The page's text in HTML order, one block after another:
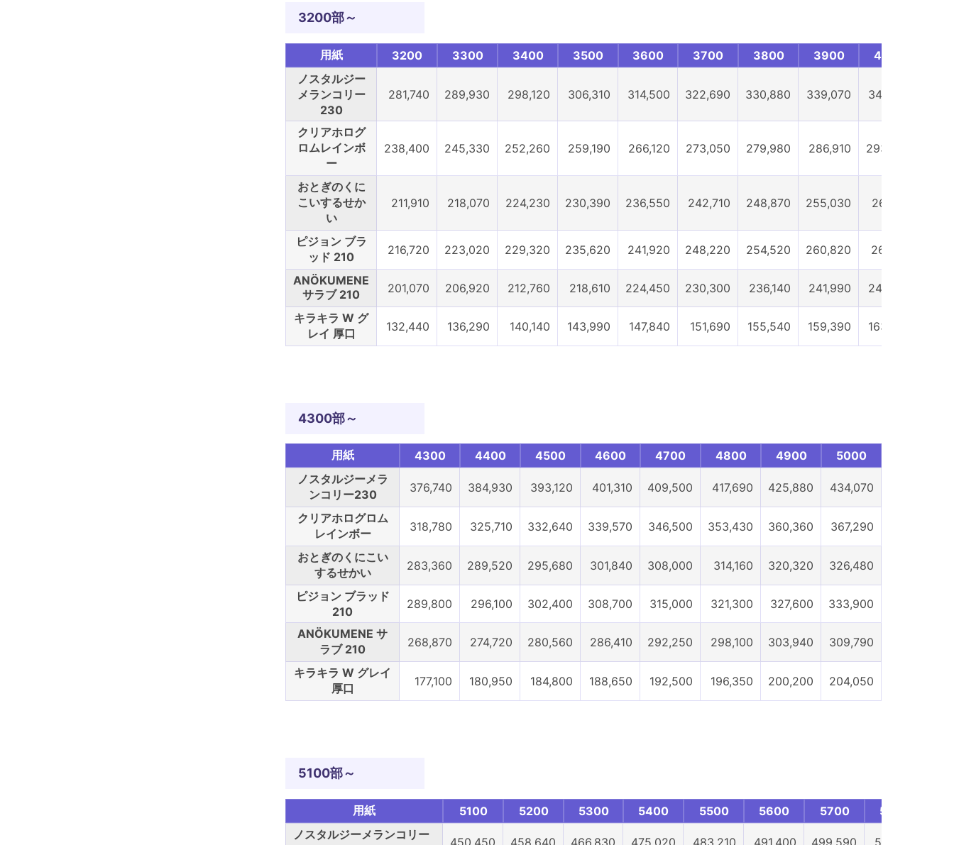
3200部～
用紙 3200 3300 3400 3500 3600 3700 3800 3900 4000
ノスタルジー
メランコリー
230
281,740 289,930 298,120 306,310 314,500 322,690 330,880 339,070 347,260
クリアホログ
ロムレインボ
ー
238,400 245,330 252,260 259,190 266,120 273,050 279,980 286,910 293,840
おとぎのくに
こいするせか
い
211,910 218,070 224,230 230,390 236,550 242,710 248,870 255,030 261,190
ピジョン ブラ
ッド 210
216,720 223,020 229,320 235,620 241,920 248,220 254,520 260,820 267,120
ANÖKUMENE
サラブ 210
201,070 206,920 212,760 218,610 224,450 230,300 236,140 241,990 247,830
キラキラ W グ
レイ 厚口
132,440 136,290 140,140 143,990 147,840 151,690 155,540 159,390 163,240
4300部～
用紙 4300 4400 4500 4600 4700 4800 4900
5000
ノスタルジーメラ
ンコリー230
376,740 384,930 393,120 401,310 409,500 417,690 425,880 434,070
クリアホログロム
レインボー
318,780 325,710 332,640 339,570 346,500 353,430 360,360 367,290
おとぎのくにこい
するせかい
283,360 289,520 295,680 301,840 308,000 314,160 320,320 326,480
ピジョン ブラッド
210
289,800 296,100 302,400 308,700 315,000 321,300 327,600 333,900
ANÖKUMENE サ
ラブ 210
268,870 274,720 280,560 286,410 292,250 298,100 303,940 309,790
キラキラ W グレイ
厚口
177,100 180,950 184,800 188,650 192,500 196,350 200,200 204,050
5100部～
用紙 5100 5200 5300 5400 5500 5600 5700 5800
ノスタルジーメランコリー
450,450 458,640 466,830 475,020 483,210 491,400 499,590 507,780